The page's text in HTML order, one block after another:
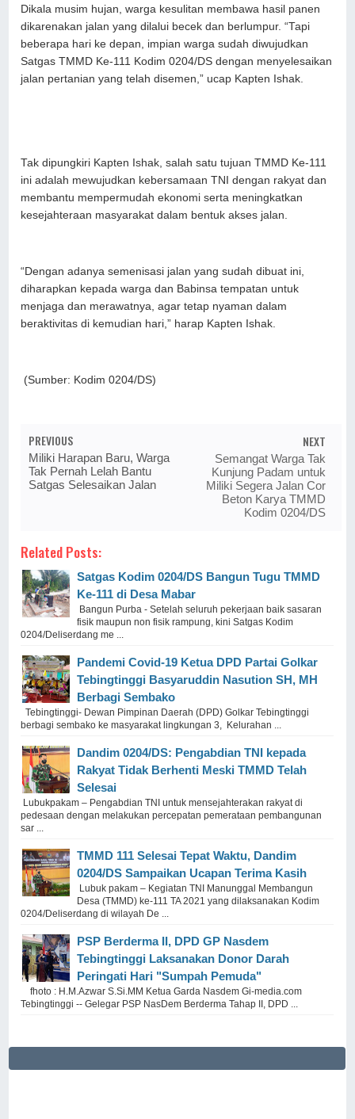
Dikala musim hujan, warga kesulitan membawa hasil panen
dikarenakan jalan yang dilalui becek dan berlumpur. “Tapi
beberapa hari ke depan, impian warga sudah diwujudkan
Satgas TMMD Ke-111 Kodim 0204/DS dengan menyelesaikan
jalan pertanian yang telah disemen,” ucap Kapten Ishak.
Tak dipungkiri Kapten Ishak, salah satu tujuan TMMD Ke-111
ini adalah mewujudkan kebersamaan TNI dengan rakyat dan
membantu mempermudah ekonomi serta meningkatkan
kesejahteraan masyarakat dalam bentuk akses jalan.
“Dengan adanya semenisasi jalan yang sudah dibuat ini,
diharapkan kepada warga dan Babinsa tempatan untuk
menjaga dan merawatnya, agar tetap nyaman dalam
beraktivitas di kemudian hari,” harap Kapten Ishak.
(Sumber: Kodim 0204/DS)
PREVIOUS
Miliki Harapan Baru, Warga
Tak Pernah Lelah Bantu
Satgas Selesaikan Jalan
NEXT
Semangat Warga Tak
Kunjung Padam untuk
Miliki Segera Jalan Cor
Beton Karya TMMD
Kodim 0204/DS
Related Posts:
Satgas Kodim 0204/DS Bangun Tugu TMMD
Ke-111 di Desa Mabar
Bangun Purba - Setelah seluruh pekerjaan baik sasaran
fisik maupun non fisik rampung, kini Satgas Kodim
0204/Deliserdang me ...
Pandemi Covid-19 Ketua DPD Partai Golkar
Tebingtinggi Basyaruddin Nasution SH, MH
Berbagi Sembako
Tebingtinggi- Dewan Pimpinan Daerah (DPD) Golkar Tebingtinggi
berbagi sembako ke masyarakat lingkungan 3, Kelurahan ...
Dandim 0204/DS: Pengabdian TNI kepada
Rakyat Tidak Berhenti Meski ​TMMD Telah
Selesai
Lubukpakam – Pengabdian TNI untuk mensejahterakan rakyat di
pedesaan dengan melakukan percepatan pemerataan pembangunan
sar ...
TMMD 111 Selesai Tepat Waktu, Dandim
0204/DS Sampaikan Ucapan Terima Kasih
Lubuk pakam – Kegiatan TNI Manunggal Membangun
Desa (TMMD) ke-111 TA 2021 yang dilaksanakan Kodim
0204/Deliserdang di wilayah De ...
PSP Berderma II, DPD GP Nasdem
Tebingtinggi Laksanakan Donor Darah
Peringati Hari "Sumpah Pemuda"
fhoto : H.M.Azwar S.Si.MM Ketua Garda Nasdem Gi-media.com
Tebingtinggi -- Gelegar PSP NasDem Berderma Tahap II, DPD ...